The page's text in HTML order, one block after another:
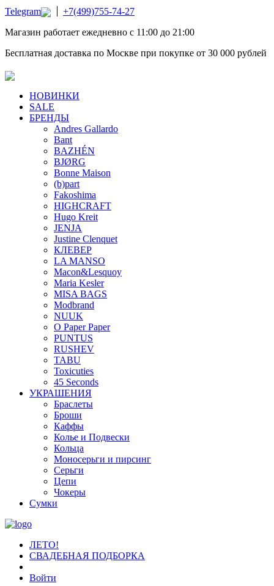
Telegram
+7(499)755-74-27
Магазин работает ежедневно с 11:00 до 21:00
Бесплатная доставка по Москве при покупке от 30 000 рублей
НОВИНКИ
SALE
БРЕНДЫ
Andres Gallardo
Bant
BAZHÉN
BJØRG
Bonne Maison
(b)part
Fakoshima
HIGHCRAFT
Hugo Kreit
JENJA
Justine Clenquet
КЛЕВЕР
LA MANSO
Macon&Lesquoy
Maria Kesler
MISA BAGS
Modbrand
NUUK
O Paper Paper
PUNTUS
RUSHEV
TABU
Toxicuties
45 Seconds
УКРАШЕНИЯ
Браслеты
Броши
Каффы
Колье и Подвески
Кольца
Моносерьги и пирсинг
Серьги
Цепи
Чокеры
Сумки
ЛЕТО!
СВАДЕБНАЯ ПОДБОРКА
Войти